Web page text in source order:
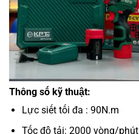
Thông số kỹ thuật:
Lực siết tối đa : 90N.m
Tốc độ tải: 2000 vòng/phút